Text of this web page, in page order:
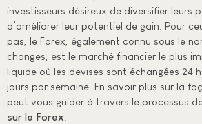
investisseurs désireux de diversifier leurs
d’améliorer leur potentiel de gain. Pour
pas, le Forex, également connu sous le
changes, est le marché financier le plus
liquide où les devises sont échangées 24
jours par semaine. En savoir plus sur la
peut vous guider à travers le processus
sur le Forex